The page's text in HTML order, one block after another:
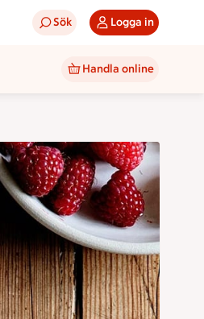
Sök Logga in
Handla online